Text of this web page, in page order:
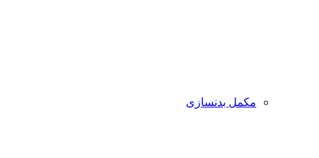
مکمل بدنسازی